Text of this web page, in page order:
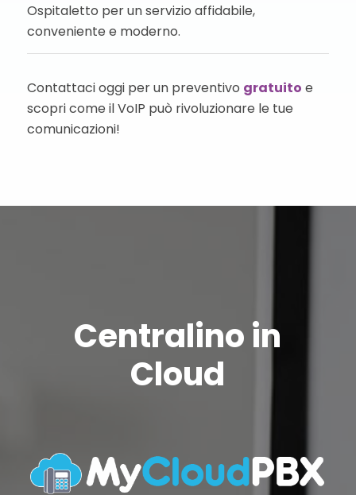
Ospitaletto per un servizio affidabile,
conveniente e moderno.
Contattaci oggi per un preventivo gratuito e
scopri come il VoIP può rivoluzionare le tue
comunicazioni!
Centralino in
Cloud